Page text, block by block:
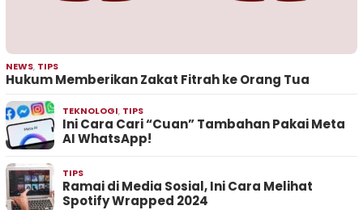
NEWS, TIPS
Hukum Memberikan Zakat Fitrah ke Orang Tua
TEKNOLOGI, TIPS
Ini Cara Cari “Cuan” Tambahan Pakai Meta
AI WhatsApp!
TIPS
Ramai di Media Sosial, Ini Cara Melihat
Spotify Wrapped 2024